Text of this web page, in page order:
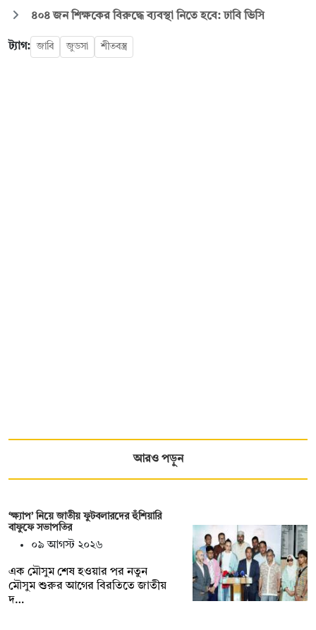
৪০৪ জন শিক্ষকের বিরুদ্ধে ব্যবস্থা নিতে হবে: ঢাবি ভিসি
ট্যাগ: জাবি জুডসা শীতবস্ত্র
আরও পড়ুন
‘ক্ষ্যাপ’ নিয়ে জাতীয় ফুটবলারদের হুঁশিয়ারি
বাফুফে সভাপতির
০৯ আগস্ট ২০২৬
এক মৌসুম শেষ হওয়ার পর নতুন
মৌসুম শুরুর আগের বিরতিতে জাতীয়
দ…